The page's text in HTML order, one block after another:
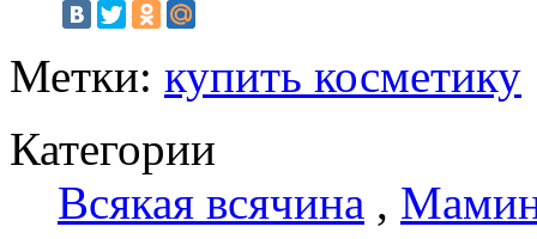
Метки: купить косметику
Категории
Всякая всячина ,